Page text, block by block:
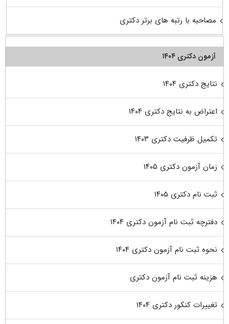
مصاحبه با رتبه های برتر دکتری
آزمون دکتری ۱۴۰۴
نتایج دکتری ۱۴۰۴
اعتراض به نتایج دکتری ۱۴۰۴
تکمیل ظرفیت دکتری ۱۴۰۳
زمان آزمون دکتری ۱۴۰۵
ثبت نام دکتری ۱۴۰۵
دفترچه ثبت نام آزمون دکتری ۱۴۰۴
نحوه ثبت نام آزمون دکتری ۱۴۰۴
هزینه ثبت نام آزمون دکتری
تغییرات کنکور دکتری ۱۴۰۴